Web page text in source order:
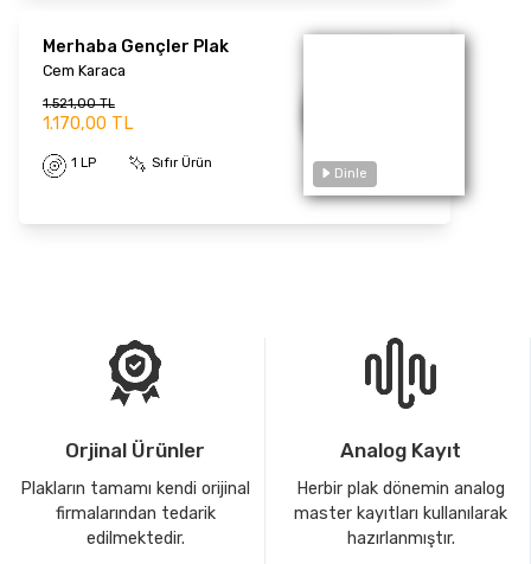
Dinle
Merhaba Gençler Plak
Cem Karaca
1.521,00 TL
1.170,00 TL
1 LP Sıfır Ürün
Orjinal Ürünler
Plakların tamamı kendi orijinal
firmalarından tedarik
edilmektedir.
Analog Kayıt
Herbir plak dönemin analog
master kayıtları kullanılarak
hazırlanmıştır.